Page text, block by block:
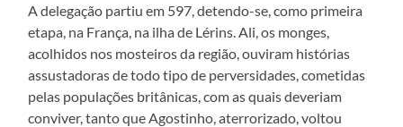
A delegação partiu em 597, detendo-se, como primeira
etapa, na França, na ilha de Lérins. Ali, os monges,
acolhidos nos mosteiros da região, ouviram histórias
assustadoras de todo tipo de perversidades, cometidas
pelas populações britânicas, com as quais deveriam
conviver, tanto que Agostinho, aterrorizado, voltou